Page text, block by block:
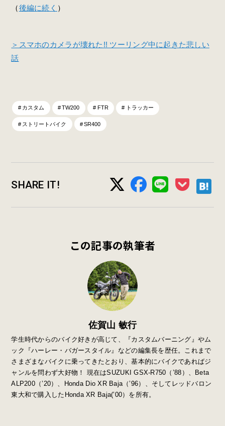
（後編に続く ）
＞スマホのカメラが壊れた!! ツーリング中に起きた悲しい
話
カスタム TW200 FTR トラッカー
ストリートバイク SR400
SHARE IT!
この記事の執筆者
佐賀山 敏行
学生時代からのバイク好きが高じて、『カスタムバーニング』やム
ック『ハーレー・バガースタイル』などの編集長を歴任。これまで
さまざまなバイクに乗ってきたとおり、基本的にバイクであればジ
ャンルを問わず大好物！ 現在はSUZUKI GSX-R750（’88）、Beta
ALP200（’20）、Honda Dio XR Baja（’96）、そしてレッドバロン
東大和で購入したHonda XR Baja(’00）を所有。